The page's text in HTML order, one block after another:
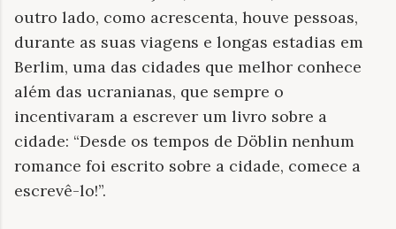
outro lado, como acrescenta, houve pessoas,
durante as suas viagens e longas estadias em
Berlim, uma das cidades que melhor conhece
além das ucranianas, que sempre o
incentivaram a escrever um livro sobre a
cidade: “Desde os tempos de Döblin nenhum
romance foi escrito sobre a cidade, comece a
escrevê-lo!”.